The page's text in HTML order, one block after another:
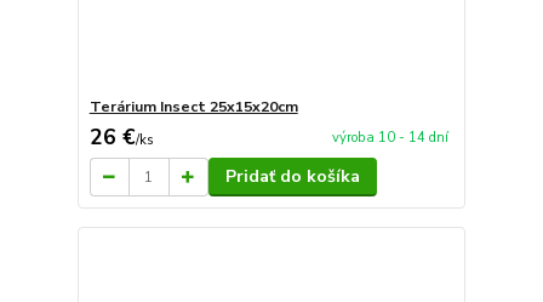
Terárium Insect 25x15x20cm
26 €/ks výroba 10 - 14 dní
Pridať do košíka